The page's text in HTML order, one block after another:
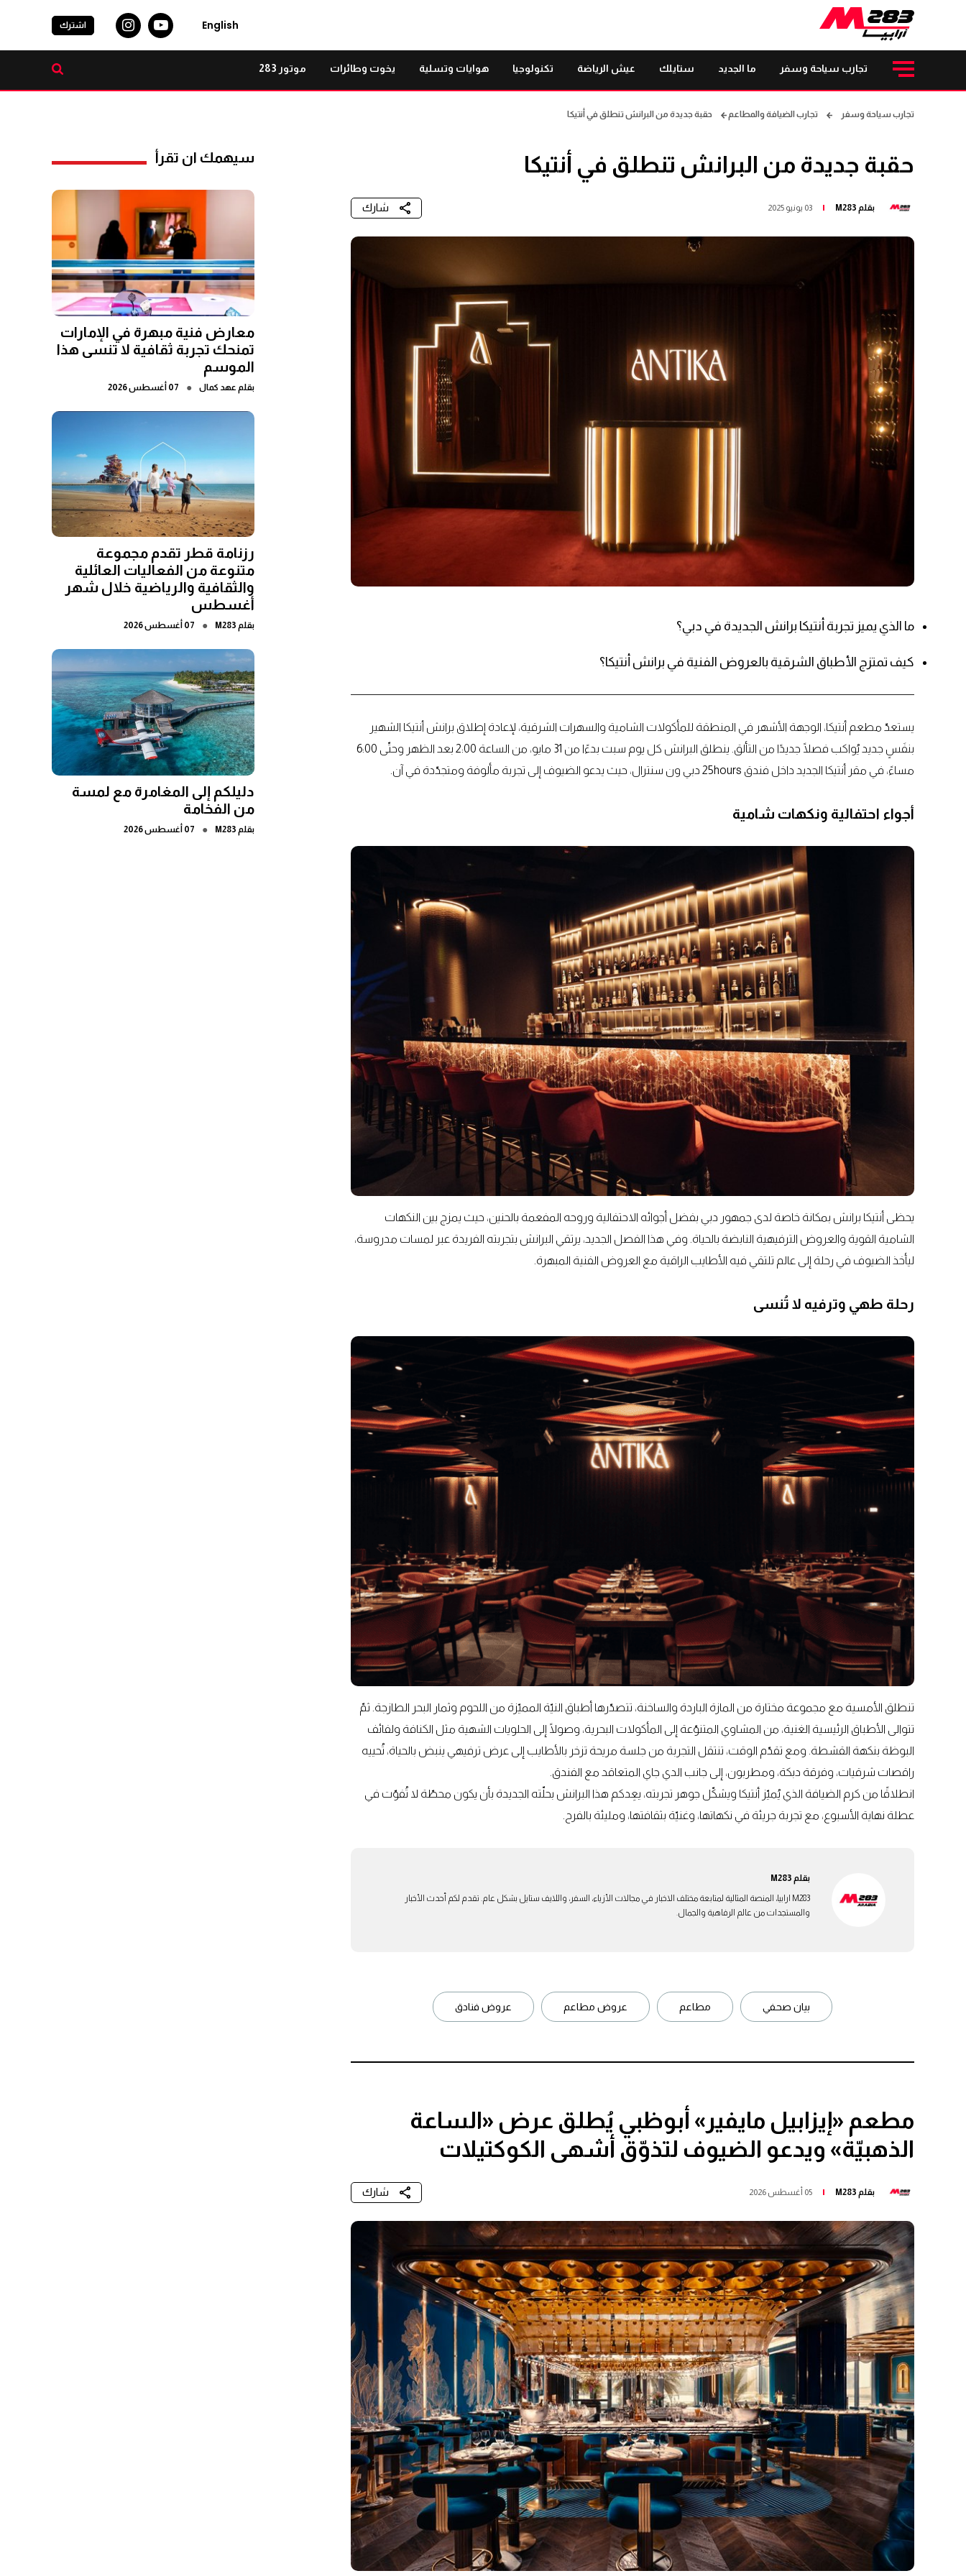
English اشترك
تجارب سياحة وسفر ما الجديد ستايلك عيش الرياضة تكنولوجيا هوايات وتسلية يخوت وطائرات موتور 283
تجارب سياحة وسفر تجارب الضيافة والمطاعم حقبة جديدة من البرانش تنطلق في أنتيكا
حقبة جديدة من البرانش تنطلق في أنتيكا
بقلم M283 03 يونيو 2025 شارك
ما الذي يميز تجربة أنتيكا برانش الجديدة في دبي؟
كيف تمتزج الأطباق الشرقية بالعروض الفنية في برانش أنتيكا؟
يستعدّ مطعم أنتيكا، الوجهة الأشهر في المنطقة للمأكولات الشامية والسهرات الشرقية، لإعادة إطلاق برانش أنتيكا الشهير
بنفَسٍ جديد يُواكب فصلًا جديدًا من التألق. ينطلق البرانش كل يوم سبت بدءًا من 31 مايو، من الساعة 2:00 بعد الظهر وحتّى 6:00
مساءً، في مقر أنتيكا الجديد داخل فندق 25hours دبي ون سنترال، حيث يدعو الضيوف إلى تجربة مألوفة ومتجدّدة في آن.
أجواء احتفالية ونكهات شامية
يحظى أنتيكا برانش بمكانة خاصة لدى جمهور دبي بفضل أجوائه الاحتفالية وروحه المفعمة بالحنين، حيث يمزج بين النكهات
الشامية القوية والعروض الترفيهية النابضة بالحياة. وفي هذا الفصل الجديد، يرتقي البرانش بتجربته الفريدة عبر لمسات مدروسة،
ليأخذ الضيوف في رحلة إلى عالم تلتقي فيه الأطايب الراقية مع العروض الفنية المبهرة.
رحلة طهي وترفيه لا تُنسى
تنطلق الأمسية مع مجموعة مختارة من المازة الباردة والساخنة، تتصدّرها أطباق النيّة المميّزة من اللحوم وثمار البحر الطازجة. ثمّ
تتوالى الأطباق الرئيسية الغنية، من المشاوي المتنوّعة إلى المأكولات البحرية، وصولًا إلى الحلويات الشهية مثل الكنافة ولفائف
البوظة بنكهة القشطة. ومع تقدّم الوقت، تنتقل التجربة من جلسة مريحة تزخر بالأطايب إلى عرض ترفيهي ينبض بالحياة، تُحييه
راقصات شرقيات، وفرقة دبكة، ومطربون، إلى جانب الدي جاي المتعاقد مع الفندق.
انطلاقًا من كرم الضيافة الذي يُميّز أنتيكا ويشكّل جوهر تجربته، يعِدكم هذا البرانش بحلّته الجديدة بأن يكون محطّة لا تُفوّت في
عطلة نهاية الأسبوع، مع تجربة جريئة في نكهاتها، وغنيّة بثقافتها، ومليئة بالفرح.
بقلم M283
M283 ارابيا، المنصة المثالية لمتابعة مختلف الاخبار في مجالات الأزياء، السفر، واللايف ستايل بشكل عام. تقدم لكم أحدث الأخبار
والمستجدات من عالم الرفاهية والجمال.
بيان صحفي مطاعم عروض مطاعم عروض فنادق
مطعم «إيزابيل مايفير» أبوظبي يُطلق عرض «الساعة
الذهبيّة» ويدعو الضيوف لتذوّق أشهى الكوكتيلات
بقلم M283 05 أغسطس 2026 شارك
سيهمك ان تقرأ
معارض فنية مبهرة في الإمارات
تمنحك تجربة ثقافية لا تنسى هذا
الموسم
بقلم عهد كمال ● 07 أغسطس 2026
رزنامة قطر تقدم مجموعة
متنوعة من الفعاليات العائلية
والثقافية والرياضية خلال شهر
أغسطس
بقلم M283
● 07 أغسطس 2026
دليلكم إلى المغامرة مع لمسة
من الفخامة
بقلم M283
● 07 أغسطس 2026